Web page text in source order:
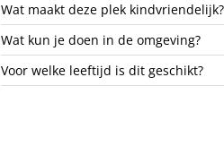
Wat maakt deze plek kindvriendelijk?
Wat kun je doen in de omgeving?
Voor welke leeftijd is dit geschikt?